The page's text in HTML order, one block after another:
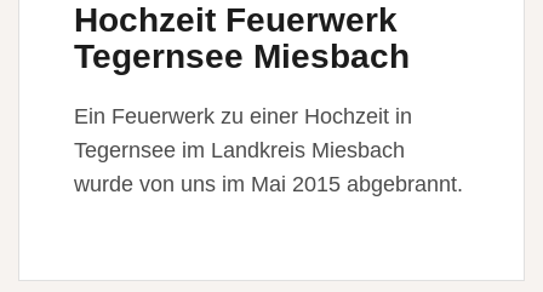
Hochzeit Feuerwerk
Tegernsee Miesbach
Ein Feuerwerk zu einer Hochzeit in
Tegernsee im Landkreis Miesbach
wurde von uns im Mai 2015 abgebrannt.